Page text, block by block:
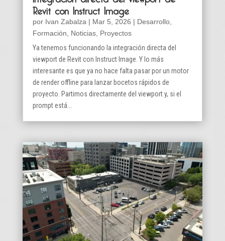
Revit con Instruct Image
por Ivan Zabalza | Mar 5, 2026 | Desarrollo,
Formación
Noticias, Proyectos
Ya tenemos funcionando la integración directa del
viewport de Revit con Instruct Image. Y lo más
interesante es que ya no hace falta pasar por un motor
de render offline para lanzar bocetos rápidos de
proyecto. Partimos directamente del viewport y, si el
prompt está...